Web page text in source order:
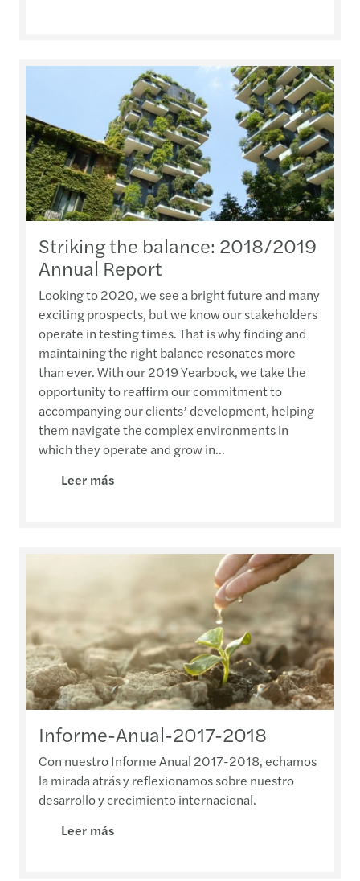
Striking the balance: 2018/2019
Annual Report
Looking to 2020, we see a bright future and many
exciting prospects, but we know our stakeholders
operate in testing times. That is why finding and
maintaining the right balance resonates more
than ever. With our 2019 Yearbook, we take the
opportunity to reaffirm our commitment to
accompanying our clients’ development, helping
them navigate the complex environments in
which they operate and grow in...
Leer más
Informe-Anual-2017-2018
Con nuestro Informe Anual 2017-2018, echamos
la mirada atrás y reflexionamos sobre nuestro
desarrollo y crecimiento internacional.
Leer más